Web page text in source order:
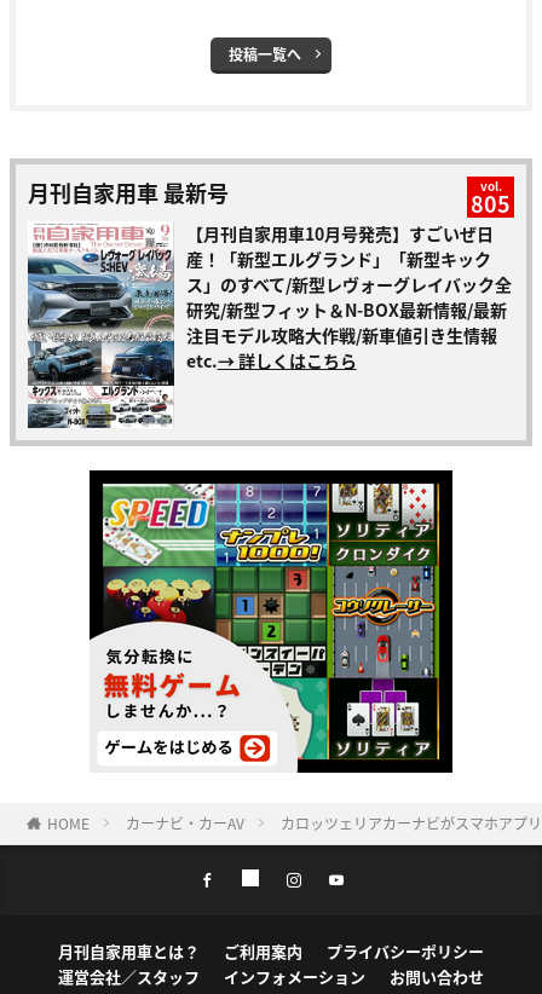
投稿一覧へ
月刊自家用車 最新号 vol.
805
【月刊自家用車10月号発売】すごいぜ日
産！「新型エルグランド」「新型キック
ス」のすべて/新型レヴォーグレイバック全
研究/新型フィット＆N-BOX最新情報/最新
注目モデル攻略大作戦/新車値引き生情報
etc.→ 詳しくはこちら
HOME カーナビ・カーAV カロッツェリアカーナビがスマホアプ
月刊自家用車とは？ ご利用案内
プライバシーポリシー
運営会社／スタッフ
インフォメーション お問い合わせ